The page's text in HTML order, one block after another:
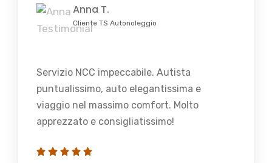
Anna T.
Cliente TS Autonoleggio
Servizio NCC impeccabile. Autista
puntualissimo, auto elegantissima e
viaggio nel massimo comfort. Molto
apprezzato e consigliatissimo!